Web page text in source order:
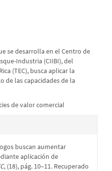
se desarrolla en el Centro de
Industria (CIIBI), del
(TEC), busca aplicar la
de las capacidades de la
de valor comercial
buscan aumentar
aplicación de
, (18), pág. 10–11. Recuperado